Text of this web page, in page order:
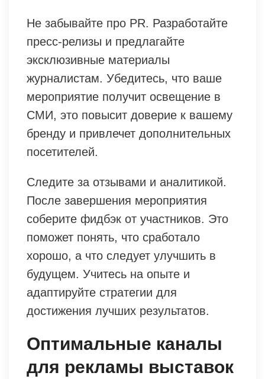
Не забывайте про PR. Разработайте
пресс-релизы и предлагайте
эксклюзивные материалы
журналистам. Убедитесь, что ваше
мероприятие получит освещение в
СМИ, это повысит доверие к вашему
бренду и привлечет дополнительных
посетителей.
Следите за отзывами и аналитикой.
После завершения мероприятия
соберите фидбэк от участников. Это
поможет понять, что сработало
хорошо, а что следует улучшить в
будущем. Учитесь на опыте и
адаптируйте стратегии для
достижения лучших результатов.
Оптимальные каналы
для рекламы выставок